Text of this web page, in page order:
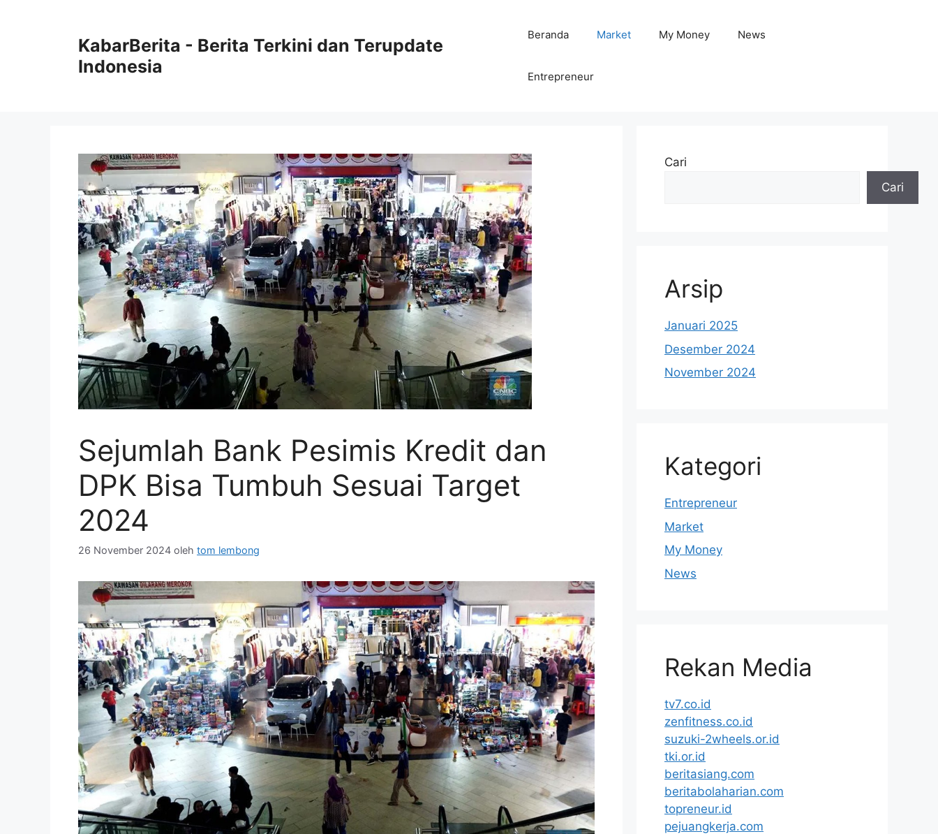
KabarBerita - Berita Terkini dan Terupdate
Indonesia
Beranda Market My Money News
Entrepreneur
Sejumlah Bank Pesimis Kredit dan
DPK Bisa Tumbuh Sesuai Target
2024
26 November 2024 oleh tom lembong
Cari
Cari
Arsip
Januari 2025
Desember 2024
November 2024
Kategori
Entrepreneur
Market
My Money
News
Rekan Media
tv7.co.id
zenfitness.co.id
suzuki-2wheels.or.id
tki.or.id
beritasiang.com
beritabolaharian.com
topreneur.id
pejuangkerja.com